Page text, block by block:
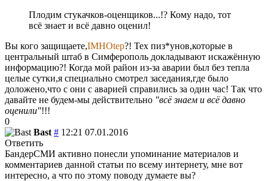
Плодим стукачков-оценщиков...!? Кому надо, тот
всё знает и всё давно оценил!
Вы кого защищаете,IMHOtep?! Тех пиз*унов,которые в
центральный штаб в Симферополь докладывают искажённую
информацию?! Когда мой район из-за аварии был без тепла
целые сутки,я специально смотрел заседания,где было
доложено,что с они с аварией справились за один час! Так что
давайте не будем-мы действительно "всё знаем и всё давно
оценили"!!!
0
Bast # 12:21 07.01.2016
Ответить
БандерСМИ активно понесли упоминание материалов и
комментариев данной статьи по всему интернету, мне вот
интересно, а что по этому поводу думаете вы?